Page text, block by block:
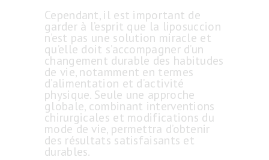
Cependant, il est important de
garder à l’esprit que la liposuccion
n’est pas une solution miracle et
qu’elle doit s’accompagner d’un
changement durable des habitudes
de vie, notamment en termes
d’alimentation et d’activité
physique. Seule une approche
globale, combinant interventions
chirurgicales et modifications du
mode de vie, permettra d’obtenir
des résultats satisfaisants et
durables.